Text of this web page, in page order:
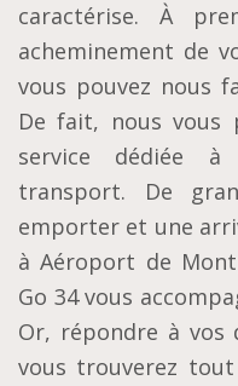
caractérise. À
acheminement de
vous pouvez nous
De fait, nous vous
service dédiée à
transport. De
emporter et une
à Aéroport de
Go 34 vous
Or, répondre à vos
vous trouverez